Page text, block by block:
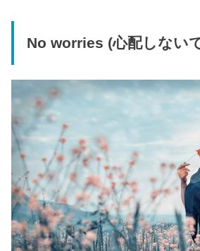
No worries (心配しない